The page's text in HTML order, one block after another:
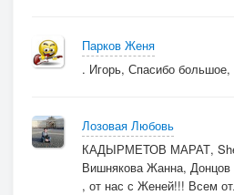
Парков Женя
. Игорь, Спасибо
Лозовая Любовь
КАДЫРМЕТОВ МАРАТ,
Вишнякова Жанна, Донцов
, от нас с Женей!!! Всем